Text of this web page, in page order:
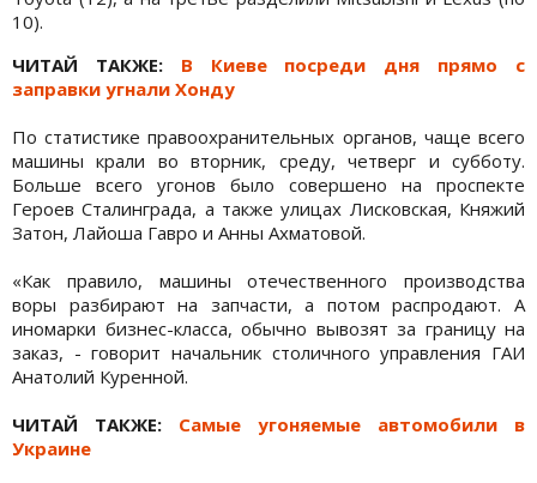
10).
ЧИТАЙ ТАКЖЕ: В Киеве посреди дня прямо с
заправки угнали Хонду
По статистике правоохранительных органов, чаще всего
машины крали во вторник, среду, четверг и субботу.
Больше всего угонов было совершено на проспекте
Героев Сталинграда, а также улицах Лисковская, Княжий
Затон, Лайоша Гавро и Анны Ахматовой.
«Как правило, машины отечественного производства
воры разбирают на запчасти, а потом распродают. А
иномарки бизнес-класса, обычно вывозят за границу на
заказ, - говорит начальник столичного управления ГАИ
Анатолий Куренной.
ЧИТАЙ ТАКЖЕ: Самые угоняемые автомобили в
Украине